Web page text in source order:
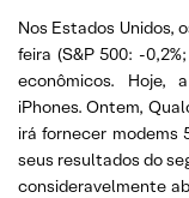
Nos Estados Unidos,
feira (S&P 500: -
econômicos. Hoje,
iPhones. Ontem,
irá fornecer modems
seus resultados do
consideravelmente